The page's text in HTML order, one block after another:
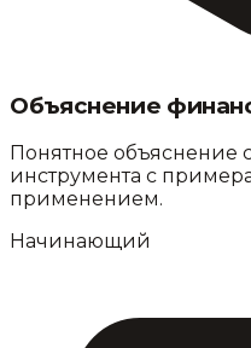
Объяснение
Понятное объяснение
инструмента с
применением.
Начинающий